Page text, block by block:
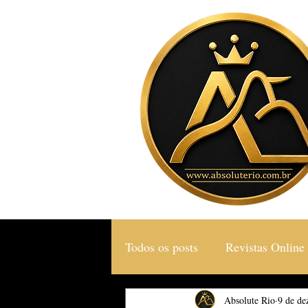
Todos os posts Revistas Online
Gastronomia & Turismo
Absolute Rio 9 de